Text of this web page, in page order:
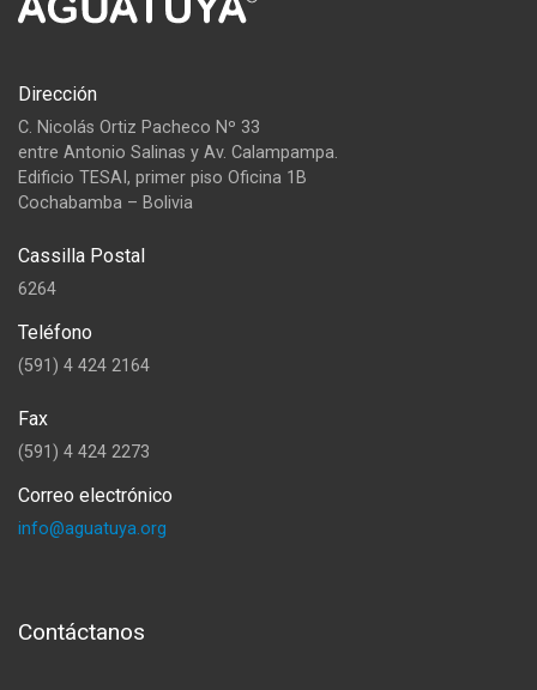
Dirección
C. Nicolás Ortiz Pacheco Nº 33
entre Antonio Salinas y Av. Calampampa.
Edificio TESAI, primer piso Oficina 1B
Cochabamba – Bolivia
Cassilla Postal
6264
Teléfono
(591) 4 424 2164
Fax
(591) 4 424 2273
Correo electrónico
info@aguatuya.org
Contáctanos